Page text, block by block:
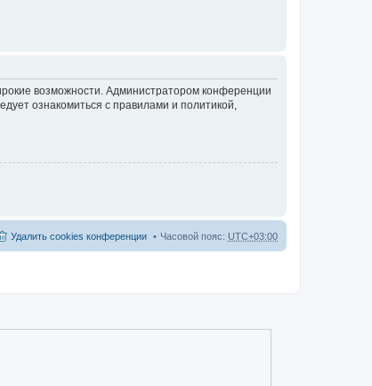
возможности. Администратором конференции
ознакомиться с правилами и политикой,
Часовой пояс: UTC+03:00
Удалить cookies конференции